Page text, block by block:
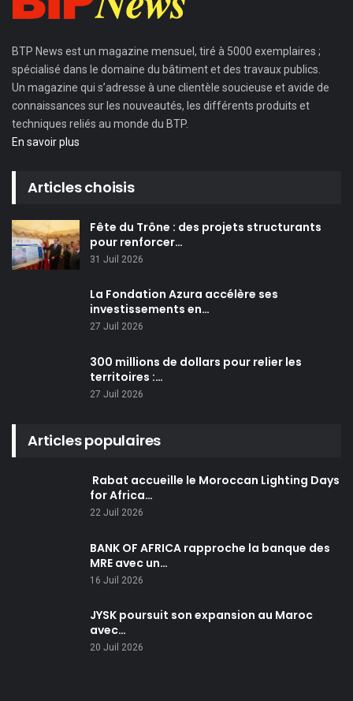
BTP News est un magazine mensuel, tiré à 5000 exemplaires ;
spécialisé dans le domaine du bâtiment et des travaux publics.
Un magazine qui s’adresse à une clientèle soucieuse et avide de
connaissances sur les nouveautés, les différents produits et
techniques reliés au monde du BTP.
En savoir plus
Articles choisis
Fête du Trône : des projets structurants
pour renforcer…
31 Juil 2026
La Fondation Azura accélère ses
investissements en…
27 Juil 2026
300 millions de dollars pour relier les
territoires :…
27 Juil 2026
Articles populaires
Rabat accueille le Moroccan Lighting Days
for Africa…
22 Juil 2026
BANK OF AFRICA rapproche la banque des
MRE avec un…
16 Juil 2026
JYSK poursuit son expansion au Maroc
avec…
20 Juil 2026